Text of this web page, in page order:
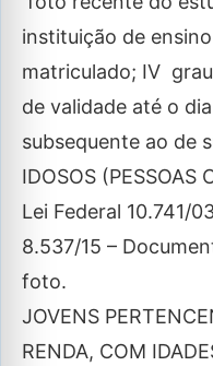
instituição de
matriculado; IV
de validade até o
subsequente ao de
IDOSOS (PESSOAS
Lei Federal 10.741/
8.537/15 –
foto.
JOVENS
RENDA, COM